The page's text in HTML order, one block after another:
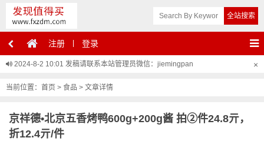
注册 登录
2024-8-2 10:01 发稿请联系本站管理员微信：jiemingpan ×
当前位置： 首页 > 食品 > 文章详情
京祥德•北京五香烤鸭600g+200g酱 拍②件24.8亓，
折12.4亓/件